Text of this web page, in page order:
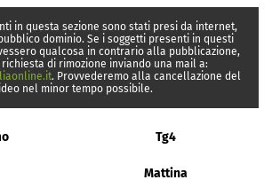
in questa sezione sono stati presi da internet,
dominio. Se i soggetti presenti in questi
qualcosa in contrario alla pubblicazione,
di rimozione inviando una mail a:
. Provvederemo alla cancellazione del
nel minor tempo possibile.
Tg4
Mattina